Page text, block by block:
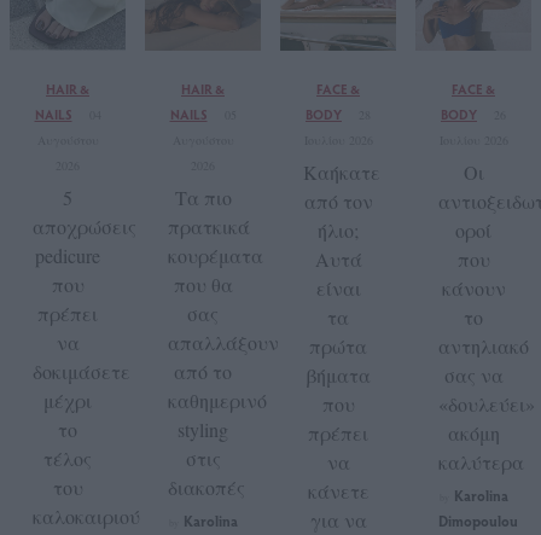
HAIR &
NAILS
5
αποχρώσεις
pedicure
που
πρέπει
να
δοκιμάσετε
μέχρι
το
τέλος
του
καλοκαιριού
HAIR &
NAILS
Τα πιο
πρατκικά
κουρέματα
που θα
σας
απαλλάξουν
από το
καθημερινό
styling
στις
διακοπές
Karolina
FACE &
BODY
Καήκατε
από τον
ήλιο;
Αυτά
είναι
τα
πρώτα
βήματα
που
πρέπει
να
κάνετε
για να
FACE &
BODY
Οι
οροί
που
κάνουν
το
αντηλιακό
σας να
«δουλεύει»
ακόμη
καλύτερα
Karolina
Dimopoulou